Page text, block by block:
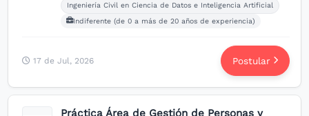
Ingeniería Civil en Ciencia de Datos e Inteligencia Artificial
Indiferente (de 0 a más de 20 años de experiencia)
17 de Jul, 2026 Postular
Práctica Área de Gestión de Personas y